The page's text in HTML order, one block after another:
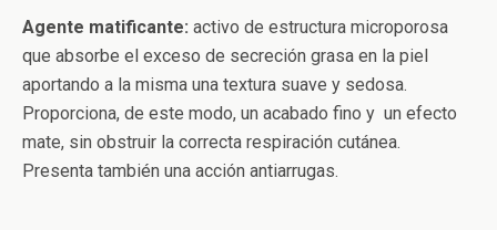
Agente matificante: activo de estructura microporosa
que absorbe el exceso de secreción grasa en la piel
aportando a la misma una textura suave y sedosa.
Proporciona, de este modo, un acabado fino y un efecto
mate, sin obstruir la correcta respiración cutánea.
Presenta también una acción antiarrugas.